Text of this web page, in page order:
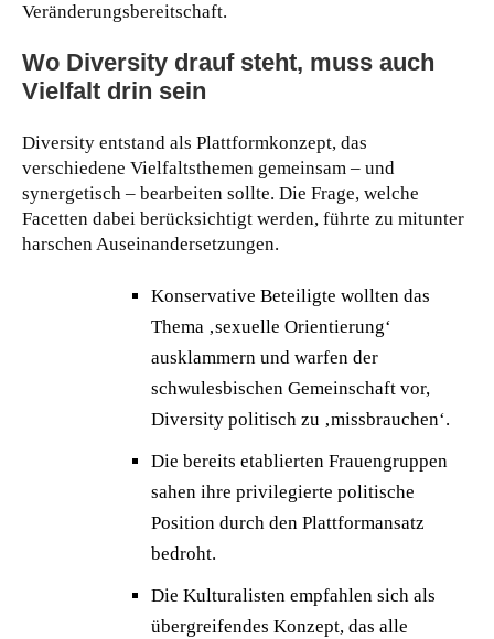
Veränderungsbereitschaft.
Wo Diversity drauf steht, muss auch
Vielfalt drin sein
Diversity entstand als Plattformkonzept, das
verschiedene Vielfaltsthemen gemeinsam – und
synergetisch – bearbeiten sollte. Die Frage, welche
Facetten dabei berücksichtigt werden, führte zu mitunter
harschen Auseinandersetzungen.
Konservative Beteiligte wollten das
Thema ‚sexuelle Orientierung‘
ausklammern und warfen der
schwulesbischen Gemeinschaft vor,
Diversity politisch zu ‚missbrauchen‘.
Die bereits etablierten Frauengruppen
sahen ihre privilegierte politische
Position durch den Plattformansatz
bedroht.
Die Kulturalisten empfahlen sich als
übergreifendes Konzept, das alle